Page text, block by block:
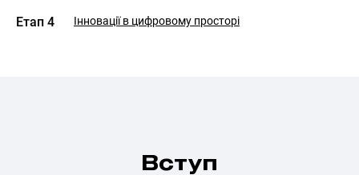
Етап 4 Інновації в цифровому просторі
Вступ